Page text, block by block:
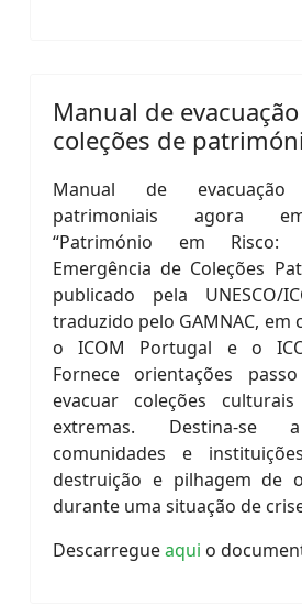
Manual de
coleções de
Manual de
patrimoniais agora
“Património em Risco:
Emergência de Coleções
publicado pela UNESCO/
traduzido pelo GAMNAC, em
o ICOM Portugal e o
Fornece orientações
evacuar coleções
extremas. Destina-
comunidades e
destruição e pilhagem de
durante uma situação de
Descarregueaqui o